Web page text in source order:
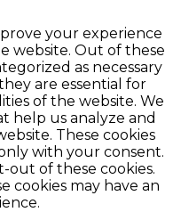
your experience
website. Out of these
as necessary
are essential for
of the website. We
help us analyze and
These cookies
with your consent.
out of these cookies.
cookies may have an